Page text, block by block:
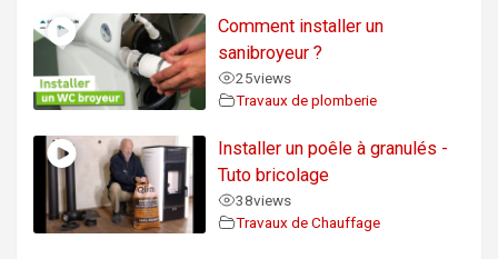
Comment installer un
sanibroyeur ?
25views
Travaux de plomberie
Installer un poêle à granulés -
Tuto bricolage
38views
Travaux de Chauffage